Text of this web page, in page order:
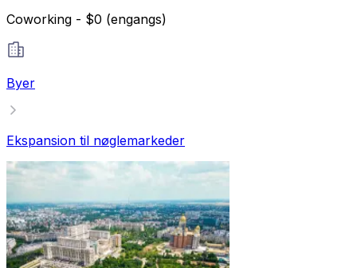
Coworking - $0 (engangs)
Byer
Ekspansion til nøglemarkeder